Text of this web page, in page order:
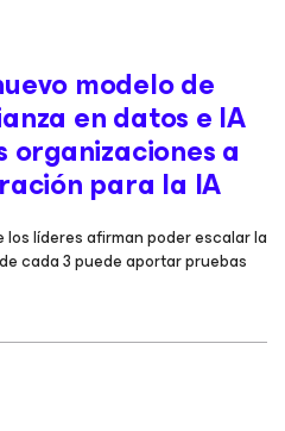
modelo de
en datos e IA
a
para la IA
líderes afirman poder escalar la
cada 3 puede aportar pruebas